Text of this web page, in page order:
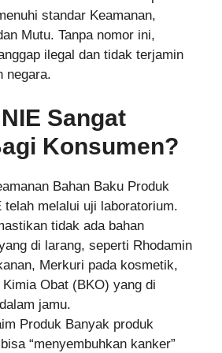
standar Keamanan,
Mutu. Tanpa nomor ini,
ilegal dan tidak terjamin
negara.
Sangat
Konsumen?
Bahan Baku Produk
telah melalui uji laboratorium.
tidak ada bahan
di larang, seperti Rhodamin
Merkuri pada kosmetik,
Obat (BKO) yang di
jamu.
Produk Banyak produk
“menyembuhkan kanker”